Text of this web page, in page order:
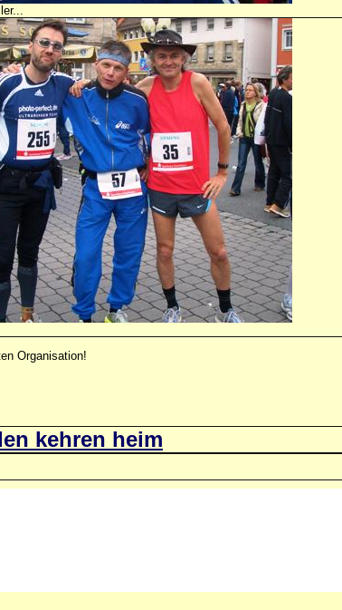
Organisation!
kehren heim